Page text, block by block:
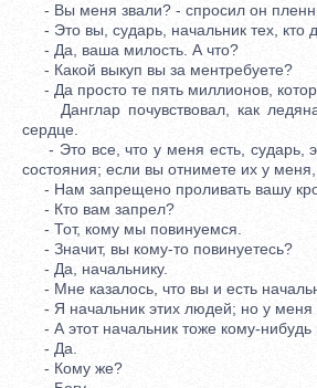
- Вы меня звали? - спросил он
- Это вы, сударь, начальник тех, кто
- Да, ваша милость. А что?
- Какой выкуп вы за ментребуете?
- Да просто те пять миллионов,
Данглар почувствовал, как
сердце.
- Это все, что у меня есть, сударь,
состояния; если вы отнимете их у
- Нам запрещено проливать вашу
- Кто вам запрел?
- Тот, кому мы повинуемся.
- Значит, вы кому-то повинуетесь?
- Да, начальнику.
- Мне казалось, что вы и есть
- Я начальник этих людей; но у меня
- А этот начальник тоже кому-нибудь
- Да.
- Кому же?